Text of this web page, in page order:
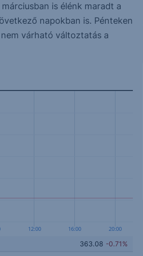
is élénk maradt a
napokban is. Pénteken
várható változtatás a
12:00 16:00 20:00
363.08 -0.71%